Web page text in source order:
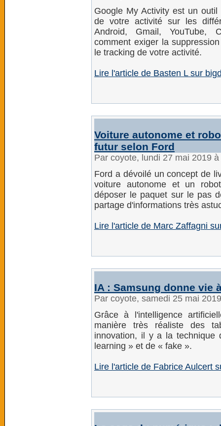
Google My Activity est un outil
de votre activité sur les
Android, Gmail, YouTube,
comment exiger la
le tracking de votre activité.
Lire l'article de Basten L sur
Voiture autonome et
futur selon Ford
Par coyote, lundi 27 mai 2019
Ford a dévoilé un concept de
voiture autonome et un
déposer le paquet sur le pas
partage d'informations très
Lire l'article de Marc Zaffagni
IA : Samsung donne vie
Par coyote, samedi 25 mai
Grâce à l'intelligence
manière très réaliste des
innovation, il y a la technique
learning » et de « fake ».
Lire l'article de Fabrice Aulcert